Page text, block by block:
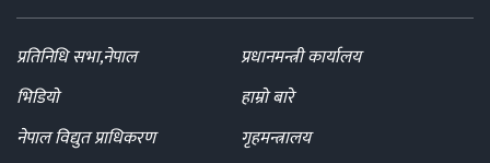
प्रतिनिधि सभा,नेपाल
प्रधानमन्त्री कार्यालय
भिडियो
हाम्रो बारे
नेपाल विद्युत प्राधिकरण
गृहमन्त्रालय